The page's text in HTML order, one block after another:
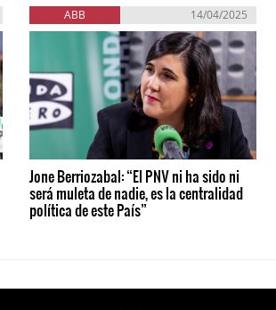
ABB 14/04/2025
Jone Berriozabal: “El PNV ni ha sido ni
será muleta de nadie, es la centralidad
política de este País”